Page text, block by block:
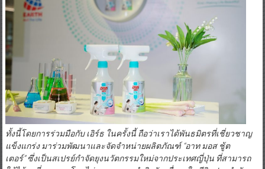
ทั้งนี้โดยการร่วมมือกับ เอิร์ธ ในครั้งนี้ ถือว่าเราได้พันธมิตรที่เชี่ยวชาญ
แข็งแกร่ง มาร่วมพัฒนาและจัดจำหน่ายผลิตภัณฑ์ “อาท มอส ชู้ต
เตอร์”ซึ่งเป็นสเปรย์กำจัดยุงนวัตกรรมใหม่จากประเทศญี่ปุ่น ที่สามารถ